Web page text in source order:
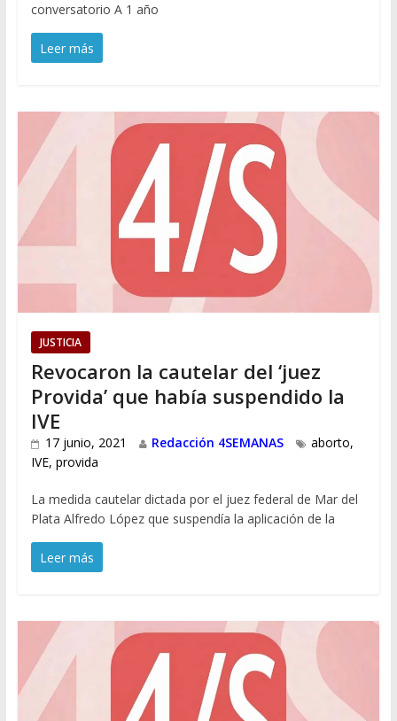
conversatorio A 1 año
Leer más
JUSTICIA
Revocaron la cautelar del ‘juez
Provida’ que había suspendido la
IVE
17 junio, 2021 Redacción 4SEMANAS aborto,
IVE, provida
La medida cautelar dictada por el juez federal de Mar del
Plata Alfredo López que suspendía la aplicación de la
Leer más